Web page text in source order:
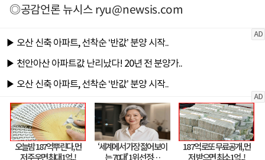
◎공감언론 뉴시스ryu@newsis.com